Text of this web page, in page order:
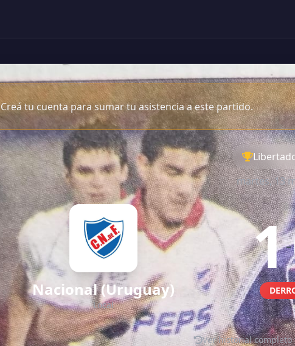
Creá tu cuenta para sumar tu asistencia a este partido.
martes, 13
Nacional (Uruguay)
Local
1-
Ver historial completo